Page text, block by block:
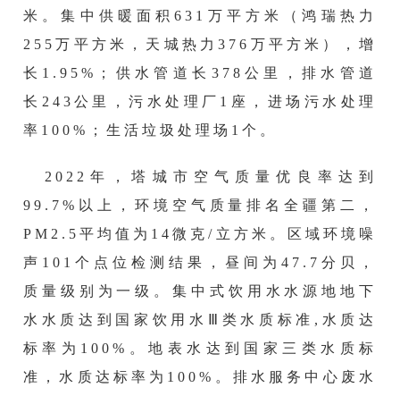
米。集中供暖面积631万平方米（鸿瑞热力
255万平方米，天城热力376万平方米），增
长1.95%；供水管道长378公里，排水管道
长243公里，污水处理厂1座，进场污水处理
率100%；生活垃圾处理场1个。
2022年，塔城市空气质量优良率达到
99.7%以上，环境空气质量排名全疆第二，
PM2.5平均值为14微克/立方米。区域环境噪
声101个点位检测结果，昼间为47.7分贝，
质量级别为一级。集中式饮用水水源地地下
水水质达到国家饮用水Ⅲ类水质标准,水质达
标率为100%。地表水达到国家三类水质标
准，水质达标率为100%。排水服务中心废水